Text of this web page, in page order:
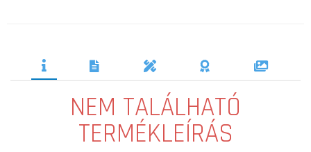
NEM TALÁLHATÓ
TERMÉKLEÍRÁS